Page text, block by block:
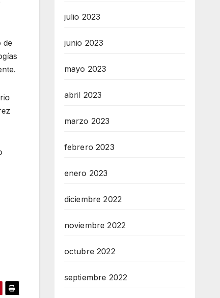
de
julio 2023
junio 2023
mayo 2023
abril 2023
marzo 2023
febrero 2023
enero 2023
diciembre 2022
noviembre 2022
octubre 2022
septiembre 2022